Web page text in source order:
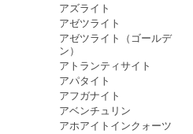
アズライト
アゼツライト
アゼツライト（ゴールデ
ン）
アトランティサイト
アパタイト
アフガナイト
アベンチュリン
アホアイトインクォーツ